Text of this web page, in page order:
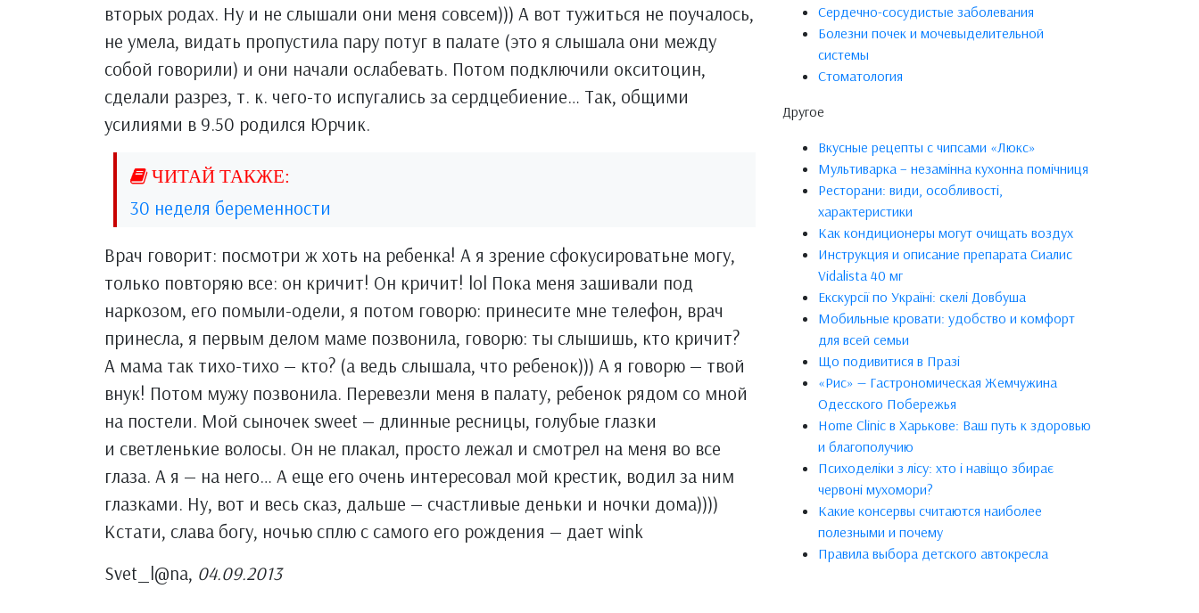
вторых родах. Ну и не слышали они меня совсем))) А вот тужиться не поучалось,
не умела, видать пропустила пару потуг в палате (это я слышала они между
собой говорили) и они начали ослабевать. Потом подключили окситоцин,
сделали разрез, т. к. чего-то испугались за сердцебиение… Так, общими
усилиями в 9.50 родился Юрчик.
30 неделя беременности
Врач говорит: посмотри ж хоть на ребенка! А я зрение сфокусироватьне могу,
только повторяю все: он кричит! Он кричит! lol Пока меня зашивали под
наркозом, его помыли-одели, я потом говорю: принесите мне телефон, врач
принесла, я первым делом маме позвонила, говорю: ты слышишь, кто кричит?
А мама так тихо-тихо — кто? (а ведь слышала, что ребенок))) А я говорю — твой
внук! Потом мужу позвонила. Перевезли меня в палату, ребенок рядом со мной
на постели. Мой сыночек sweet — длинные ресницы, голубые глазки
и светленькие волосы. Он не плакал, просто лежал и смотрел на меня во все
глаза. А я — на него… А еще его очень интересовал мой крестик, водил за ним
глазками. Ну, вот и весь сказ, дальше — счастливые деньки и ночки дома))))
Кстати, слава богу, ночью сплю с самого его рождения — дает wink
Svet_l@na, 04.09.2013
Сердечно-сосудистые заболевания
Болезни почек и мочевыделительной
системы
Стоматология
Другое
Вкусные рецепты с чипсами «Люкс»
Мультиварка – незамінна кухонна помічниця
Ресторани: види, особливості,
характеристики
Как кондиционеры могут очищать воздух
Инструкция и описание препарата Сиалис
Vidalista 40 мг
Екскурсії по Україні: скелі Довбуша
Мобильные кровати: удобство и комфорт
для всей семьи
Що подивитися в Празі
«Рис» — Гастрономическая Жемчужина
Одесского Побережья
Home Clinic в Харькове: Ваш путь к здоровью
и благополучию
Психоделіки з лісу: хто і навіщо збирає
червоні мухомори?
Какие консервы считаются наиболее
полезными и почему
Правила выбора детского автокресла